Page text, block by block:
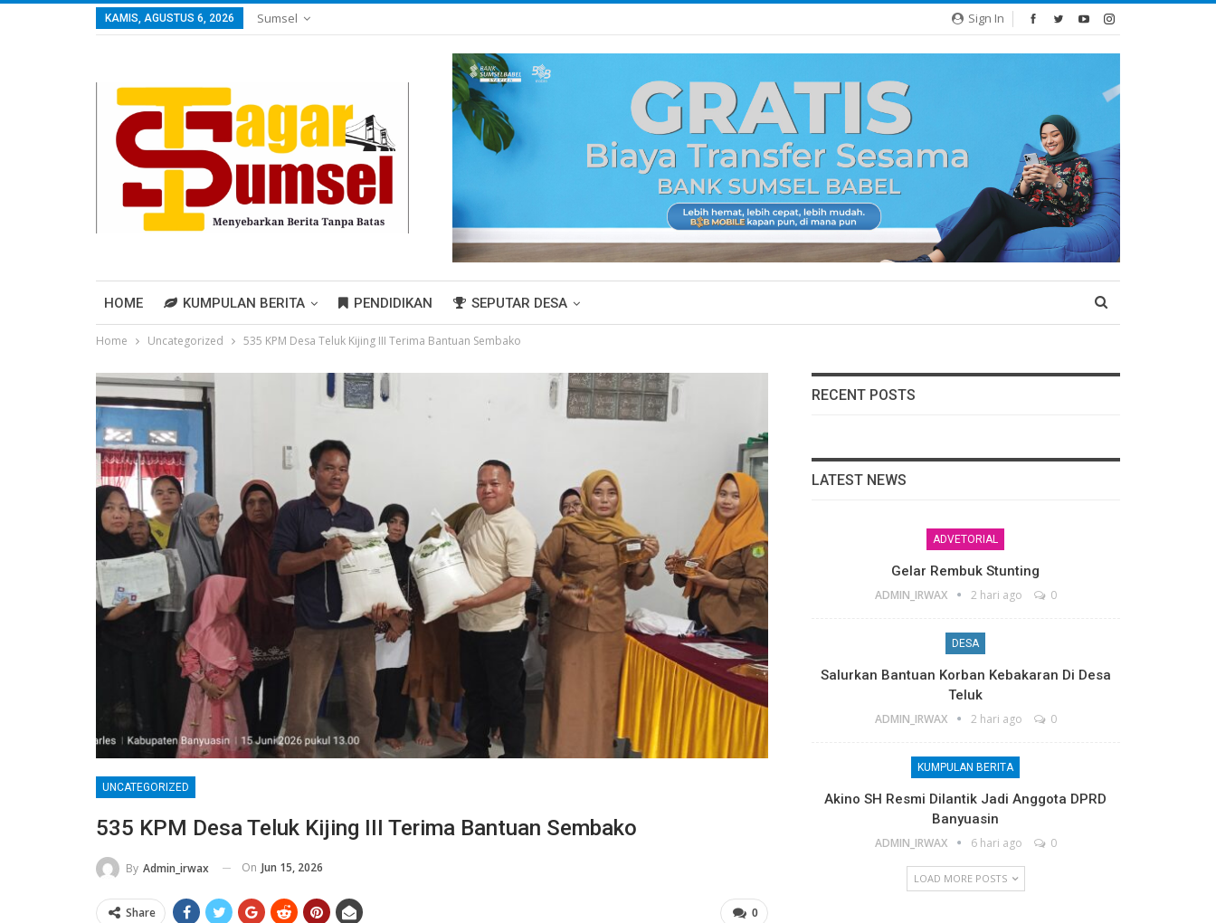
Sign In
KAMIS, AGUSTUS 6, 2026 Sumsel
HOME KUMPULAN BERITA PENDIDIKAN SEPUTAR DESA
Home Uncategorized 535 KPM Desa Teluk Kijing III Terima Bantuan Sembako
UNCATEGORIZED
535 KPM Desa Teluk Kijing III Terima Bantuan Sembako
By Admin_irwax On Jun 15, 2026
0
Share
RECENT POSTS
LATEST NEWS
ADVETORIAL
Gelar Rembuk Stunting
ADMIN_IRWAX 2 hari ago 0
DESA
Salurkan Bantuan Korban Kebakaran Di Desa
Teluk
ADMIN_IRWAX 2 hari ago 0
KUMPULAN BERITA
Akino SH Resmi Dilantik Jadi Anggota DPRD
Banyuasin
ADMIN_IRWAX 6 hari ago 0
LOAD MORE POSTS